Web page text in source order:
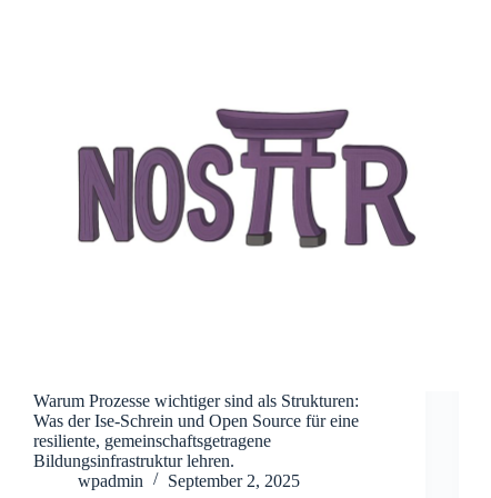
Warum Prozesse wichtiger sind als Strukturen:
Was der Ise-Schrein und Open Source für eine
resiliente, gemeinschaftsgetragene
Bildungsinfrastruktur lehren.
wpadmin
September 2, 2025